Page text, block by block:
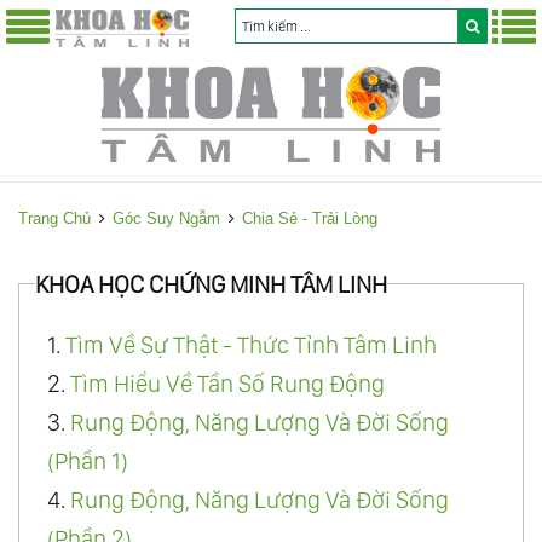
Trang Chủ Góc Suy Ngẫm Chia Sẻ - Trải Lòng
KHOA HỌC CHỨNG MINH TÂM LINH
1. Tìm Về Sự Thật - Thức Tỉnh Tâm Linh
2. Tìm Hiểu Về Tần Số Rung Động
3. Rung Động, Năng Lượng Và Đời Sống
(Phần 1)
4. Rung Động, Năng Lượng Và Đời Sống